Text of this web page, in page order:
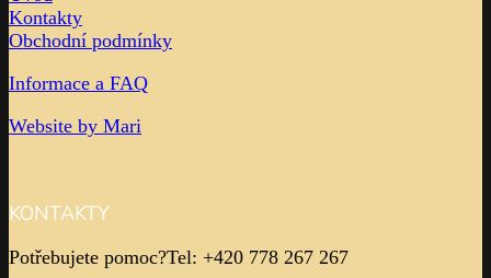
Kontakty
Obchodní podmínky
Informace a FAQ
Website by Mari
KONTAKTY
Potřebujete pomoc?Tel: +420 778 267 267